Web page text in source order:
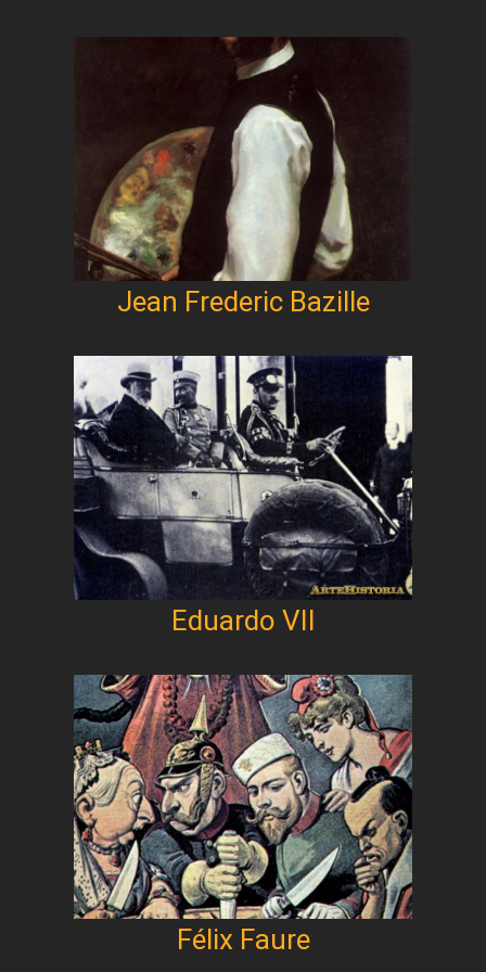
Jean Frederic Bazille
Eduardo VII
Félix Faure